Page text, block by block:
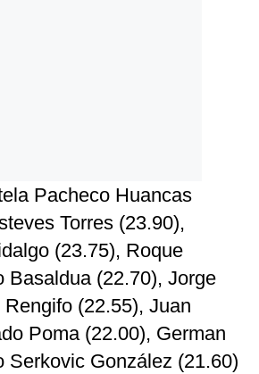
Pacheco Huancas
Torres (23.90),
(23.75), Roque
Basaldua (22.70), Jorge
(22.55), Juan
Poma (22.00), German
Serkovic González (21.60)